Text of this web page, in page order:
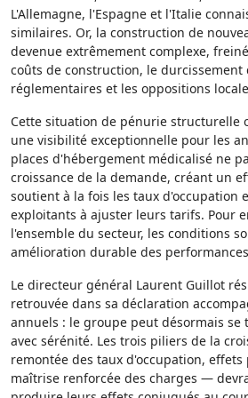
L'Allemagne, l'Espagne et l'Italie
similaires. Or, la construction de
devenue extrêmement complexe,
coûts de construction, le durcissement
réglementaires et les oppositions
Cette situation de pénurie structurelle
une visibilité exceptionnelle pour les
places d'hébergement médicalisé ne
croissance de la demande, créant un
soutient à la fois les taux d'occupation
exploitants à ajuster leurs tarifs. Pour
l'ensemble du secteur, les conditions
amélioration durable des
Le directeur général Laurent Guillot
retrouvée dans sa déclaration
annuels : le groupe peut désormais se
avec sérénité. Les trois piliers de la
remontée des taux d'occupation,
maîtrise renforcée des charges —